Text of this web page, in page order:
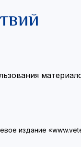
издание